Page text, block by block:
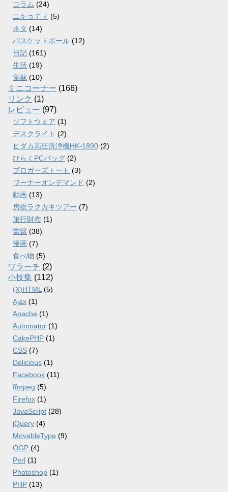
コラム (24)
ニキョティ (5)
ネタ (14)
バスケットボール (12)
日記 (161)
生活 (19)
鬼嫁 (10)
ミニコーナー (166)
リンク (1)
レビュー (97)
ソフトウェア (1)
デスクライト (2)
ヒダカ高圧洗浄機HK-1890 (2)
ひらくPCバッグ (2)
ブロガーズトート (3)
ワーナーオンデマンド (2)
動画 (13)
房総ラクガキツアー (7)
旅行財布 (1)
書籍 (38)
漫画 (7)
食べ物 (5)
ワラーチ (2)
小技集 (112)
(X)HTML (5)
Ajax (1)
Apache (1)
Automator (1)
CakePHP (1)
CSS (7)
Delicious (1)
Facebook (11)
ffmpeg (5)
Firefox (1)
JavaScript (28)
jQuery (4)
MovableType (9)
OGP (4)
Perl (1)
Photoshop (1)
PHP (13)